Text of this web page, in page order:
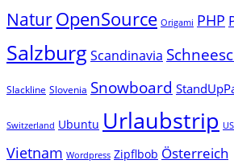
NaturOpenSource Origami PHP
SalzburgScandinavia
Slackline Slovenia Snowboard
Switzerland Ubuntu Urlaubstrip
Vietnam Wordpress Zipflbob Österreich